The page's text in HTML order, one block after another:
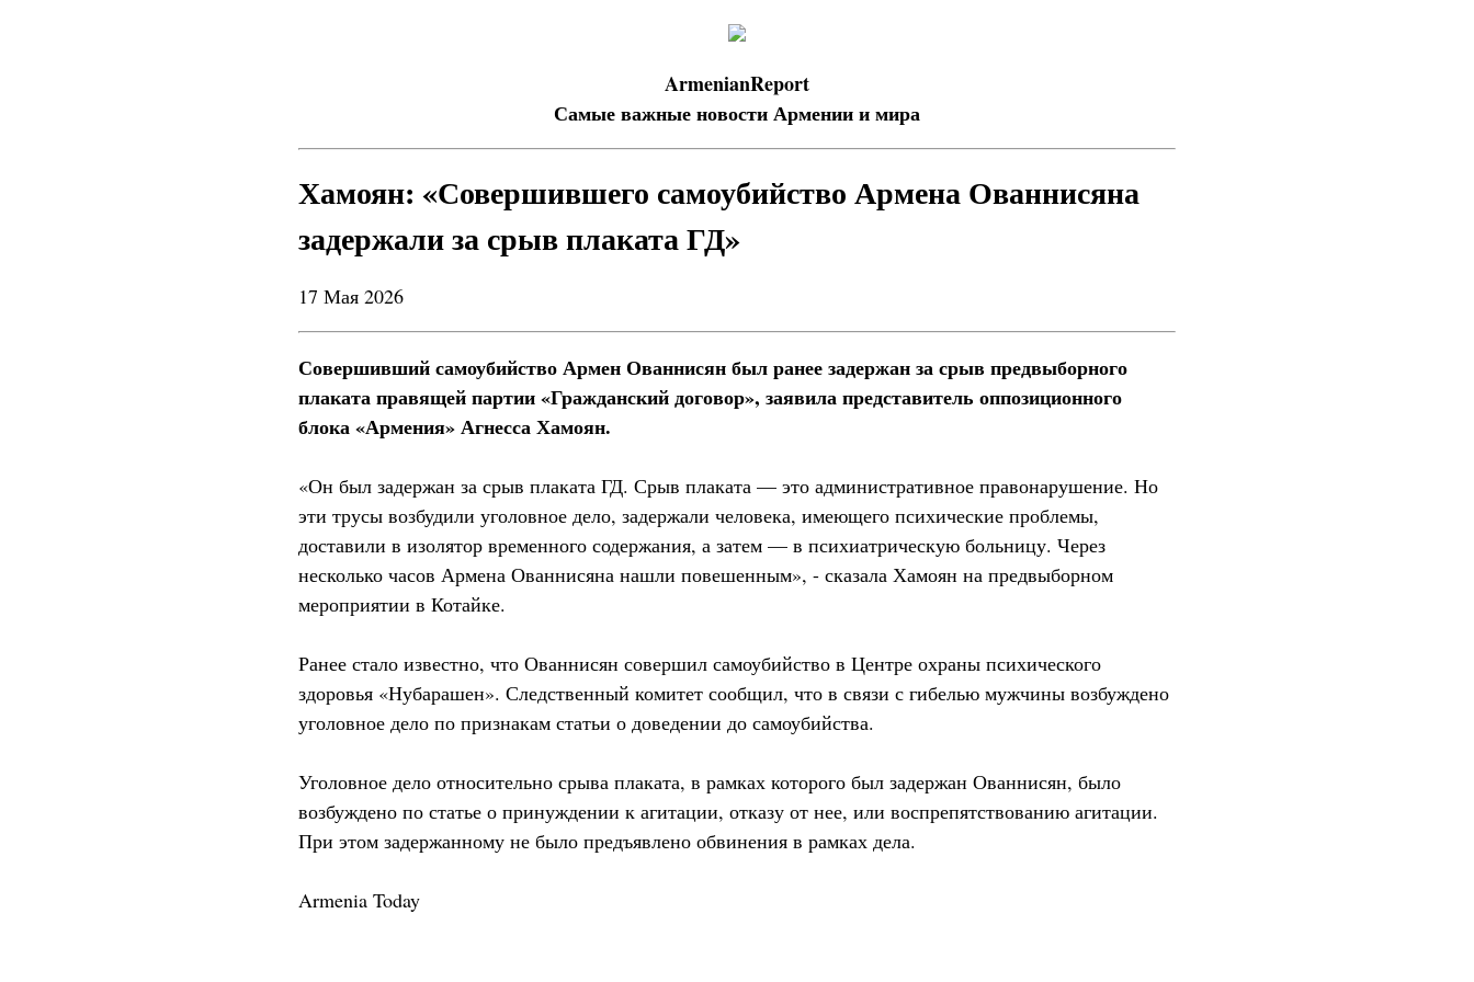
ArmenianReport
Самые важные новости Армении и мира
Хамоян: «Совершившего самоубийство Армена Ованнисяна
задержали за срыв плаката ГД»
17 Мая 2026
Совершивший самоубийство Армен Ованнисян был ранее задержан за срыв предвыборного
плаката правящей партии «Гражданский договор», заявила представитель оппозиционного
блока «Армения» Агнесса Хамоян.
«Он был задержан за срыв плаката ГД. Срыв плаката — это административное правонарушение. Но
эти трусы возбудили уголовное дело, задержали человека, имеющего психические проблемы,
доставили в изолятор временного содержания, а затем — в психиатрическую больницу. Через
несколько часов Армена Ованнисяна нашли повешенным», - сказала Хамоян на предвыборном
мероприятии в Котайке.
Ранее стало известно, что Ованнисян совершил самоубийство в Центре охраны психического
здоровья «Нубарашен». Следственный комитет сообщил, что в связи с гибелью мужчины возбуждено
уголовное дело по признакам статьи о доведении до самоубийства.
Уголовное дело относительно срыва плаката, в рамках которого был задержан Ованнисян, было
возбуждено по статье о принуждении к агитации, отказу от нее, или воспрепятствованию агитации.
При этом задержанному не было предъявлено обвинения в рамках дела.
Armenia Today